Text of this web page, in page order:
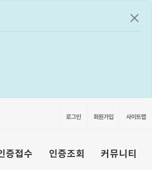
공지
로그인 회원가입 사이트맵
증접수 인증조회 커뮤니티